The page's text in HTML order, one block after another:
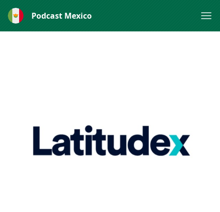
Podcast Mexico